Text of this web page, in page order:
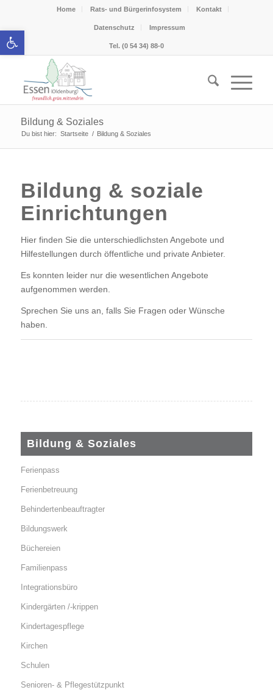
Werkzeugleiste öffnen
Home Rats- und Bürgerinfosystem Kontakt
Datenschutz Impressum
Tel. (0 54 34) 88-0
Bildung & Soziales
Du bist hier: Startseite / Bildung & Soziales
Bildung & soziale
Einrichtungen
Hier finden Sie die unterschiedlichsten Angebote und
Hilfestellungen durch öffentliche und private Anbieter.
Es konnten leider nur die wesentlichen Angebote
aufgenommen werden.
Sprechen Sie uns an, falls Sie Fragen oder Wünsche
haben.
Bildung & Soziales
Ferienpass
Ferienbetreuung
Behindertenbeauftragter
Bildungswerk
Büchereien
Familienpass
Integrationsbüro
Kindergärten /-krippen
Kindertagespflege
Kirchen
Schulen
Senioren- & Pflegestützpunkt